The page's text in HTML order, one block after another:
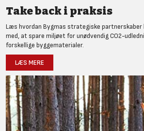
Take back i praksis
Læs hvordan Bygmas strategiske partnerskaber
med, at spare miljøet for unødvendig CO2-
forskellige byggematerialer.
LÆS MERE